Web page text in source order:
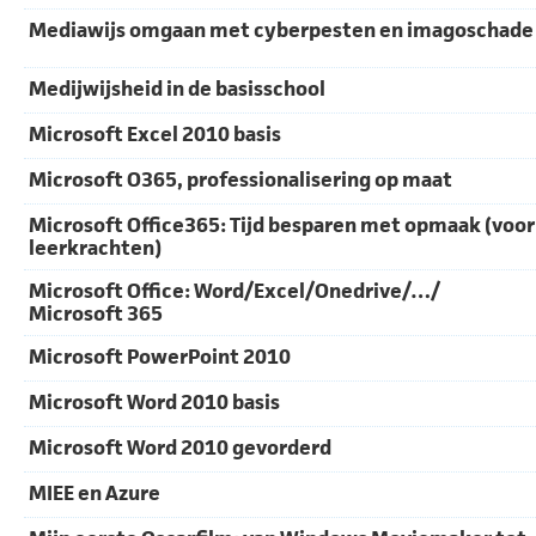
Mediawijs omgaan met cyberpesten en imagoschade
Medijwijsheid in de basisschool
Microsoft Excel 2010 basis
Microsoft O365, professionalisering op maat
Microsoft Office365: Tijd besparen met opmaak (voor
leerkrachten)
Microsoft Office: Word/Excel/Onedrive/…/
Microsoft 365
Microsoft PowerPoint 2010
Microsoft Word 2010 basis
Microsoft Word 2010 gevorderd
MIEE en Azure